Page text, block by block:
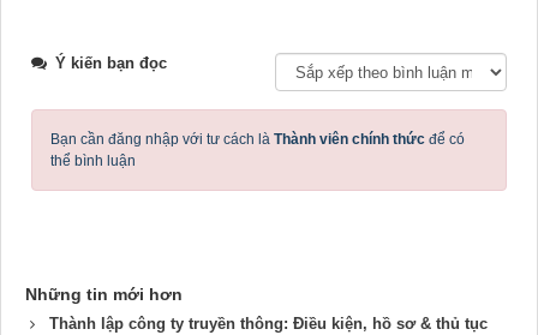
Ý kiến bạn đọc
Bạn cần đăng nhập với tư cách là Thành viên chính thức để có
thể bình luận
Những tin mới hơn
Thành lập công ty truyền thông: Điều kiện, hồ sơ & thủ tục